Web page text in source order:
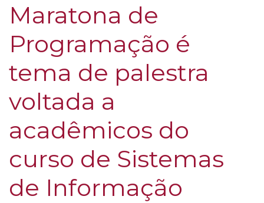
Maratona de
Programação é
tema de palestra
voltada a
acadêmicos do
curso de Sistemas
de Informação